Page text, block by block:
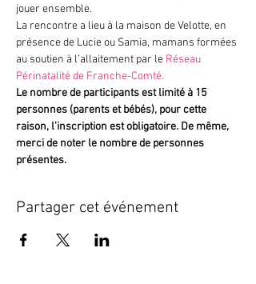
jouer ensemble.
La rencontre a lieu à la maison de Velotte, en
présence de Lucie ou Samia, mamans formées
au soutien à l’allaitement par le Réseau
Périnatalité de Franche-Comté.
Le nombre de participants est limité à 15
personnes (parents et bébés), pour cette
raison, l’inscription est obligatoire. De même,
merci de noter le nombre de personnes
présentes.
Partager cet événement